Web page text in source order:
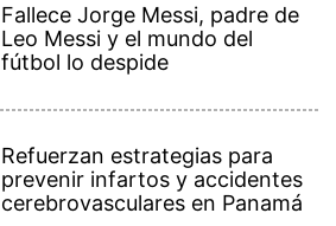
Fallece Jorge Messi, padre de
Leo Messi y el mundo del
fútbol lo despide
Refuerzan estrategias para
prevenir infartos y accidentes
cerebrovasculares en Panamá